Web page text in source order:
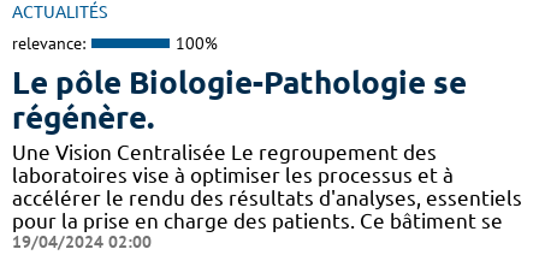
ACTUALITÉS
relevance: 100%
Le pôle Biologie-Pathologie se
régénère.
Une Vision Centralisée Le regroupement des
laboratoires vise à optimiser les processus et à
accélérer le rendu des résultats d'analyses, essentiels
pour la prise en charge des patients. Ce bâtiment se
19/04/2024 02:00